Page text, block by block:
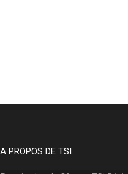
A PROPOS DE TSI